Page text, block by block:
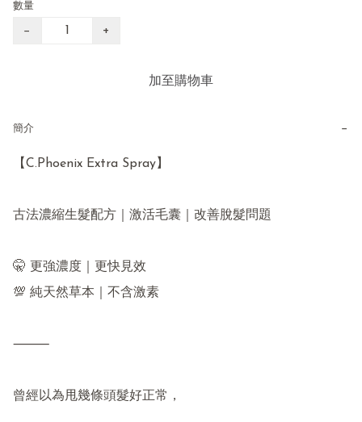
數量
− +
加至購物車
簡介 −
【C.Phoenix Extra Spray】
古法濃縮生髮配方｜激活毛囊｜改善脫髮問題
🤫 更強濃度｜更快見效
💯 純天然草本｜不含激素
⸻
曾經以為甩幾條頭髮好正常，